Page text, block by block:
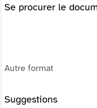
Se procurer le
Autre format
Suggestions